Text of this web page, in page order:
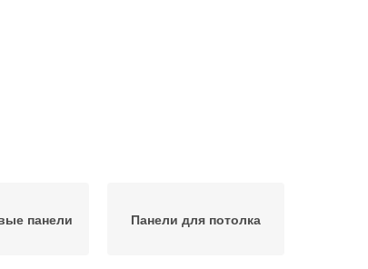
панели Панели для потолка